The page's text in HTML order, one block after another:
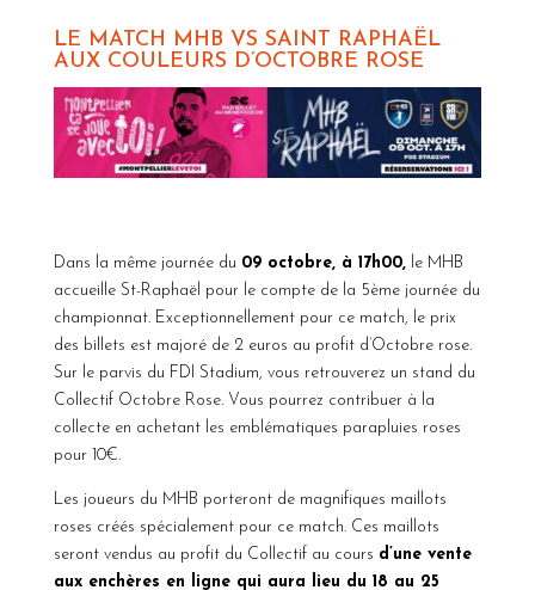
LE MATCH MHB VS SAINT RAPHAËL
AUX COULEURS D’OCTOBRE ROSE
Dans la même journée du 09 octobre, à 17h00,le MHB
accueille St-Raphaël pour le compte de la 5ème journée du
championnat. Exceptionnellement pour ce match, le prix
des billets est majoré de 2 euros au profit d’Octobre rose.
Sur le parvis du FDI Stadium, vous retrouverez un stand du
Collectif Octobre Rose. Vous pourrez contribuer à la
collecte en achetant les emblématiques parapluies roses
pour 10€.
Les joueurs du MHB porteront de magnifiques maillots
roses créés spécialement pour ce match. Ces maillots
seront vendus au profit du Collectif au cours d’une vente
aux enchères en ligne qui aura lieu du 18 au 25